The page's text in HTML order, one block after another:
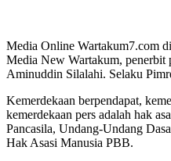
Media Online Wartakum7.com
Media New Wartakum, penerbit
Aminuddin Silalahi. Selaku
Kemerdekaan berpendapat,
kemerdekaan pers adalah hak
Pancasila, Undang-Undang
Hak Asasi Manusia PBB.